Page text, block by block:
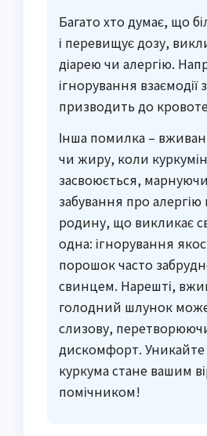
Багато хто думає, що
і перевищує дозу,
діарею чи алергію.
ігнорування взаємодії
призводить до
Інша помилка –
чи жиру, коли
засвоюється,
забування про
родину, що викликає
одна: ігнорування
порошок часто
свинцем. Нарешті,
голодний шлунок
слизову,
дискомфорт. Уникайте
куркума стане вашим
помічником!